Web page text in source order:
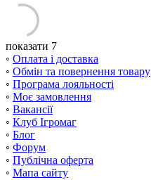
показати 7
◦ Оплата і доставка
◦ Обмін та повернення товару
◦ Програма лояльності
◦ Моє замовлення
◦ Вакансії
◦ Клуб Ігромаг
◦ Блог
◦ Форум
◦ Публічна оферта
◦ Мапа сайту